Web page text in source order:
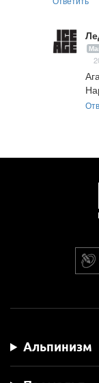
Альпинизм